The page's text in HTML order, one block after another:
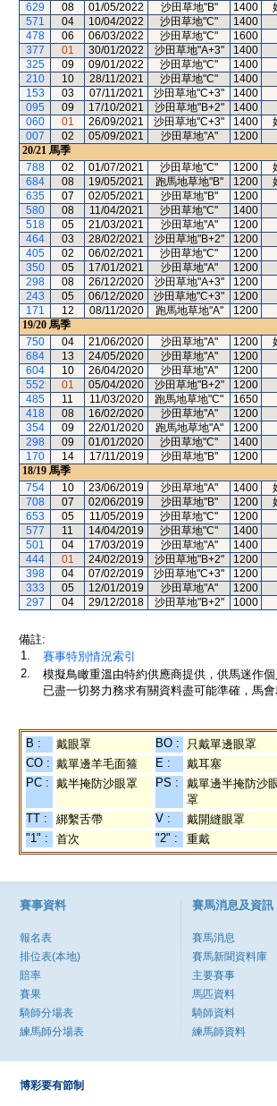
629
08 01/05/2022 沙田草地"B" 1400
571
04 10/04/2022 沙田草地"C" 1400
478
06 06/03/2022 沙田草地"C" 1600
377
01 30/01/2022 沙田草地"A+3" 1400
325
09 09/01/2022 沙田草地"C" 1400
210
10 28/11/2021 沙田草地"C" 1400
153
03 07/11/2021 沙田草地"C+3" 1400
095
09 17/10/2021 沙田草地"B+2" 1400
060
01 26/09/2021 沙田草地"C+3" 1400
007
02 05/09/2021 沙田草地"A" 1200
20/21 馬季
788
02 01/07/2021 沙田草地"C" 1200
684
08 19/05/2021 跑馬地草地"B" 1200
635
07 02/05/2021 沙田草地"B" 1200
580
08 11/04/2021 沙田草地"C" 1400
518
05 21/03/2021 沙田草地"A" 1200
464
03 28/02/2021 沙田草地"B+2" 1200
405
02 06/02/2021 沙田草地"C" 1200
350
05 17/01/2021 沙田草地"A" 1200
298
08 26/12/2020 沙田草地"A+3" 1200
243
05 06/12/2020 沙田草地"C+3" 1200
171
12 08/11/2020 跑馬地草地"A" 1200
19/20 馬季
750
04 21/06/2020 沙田草地"A" 1200
684
13 24/05/2020 沙田草地"A" 1200
604
10 26/04/2020 沙田草地"A" 1200
552
01 05/04/2020 沙田草地"B+2" 1200
485
11 11/03/2020 跑馬地草地"C" 1650
418
08 16/02/2020 沙田草地"A" 1200
354
09 22/01/2020 跑馬地草地"A" 1200
298
09 01/01/2020 沙田草地"C" 1400
170
14 17/11/2019 沙田草地"B" 1200
18/19 馬季
754
10 23/06/2019 沙田草地"A" 1400
708
07 02/06/2019 沙田草地"B" 1200
653
05 11/05/2019 沙田草地"C" 1200
577
11 14/04/2019 沙田草地"C" 1400
501
04 17/03/2019 沙田草地"A" 1400
444
01 24/02/2019 沙田草地"B+2" 1200
398
04 07/02/2019 沙田草地"C+3" 1200
333
05 12/01/2019 沙田草地"A" 1200
297
04 29/12/2018 沙田草地"B+2" 1000
備註:
1.
賽事特別情況索引
2.
模擬鳥瞰重溫由特約供應商提供，供馬迷作
已盡一切努力務求有關資料盡可能準確，馬
B : 戴眼罩 BO : 只戴單邊眼罩
CO : 戴單邊羊毛面箍 E : 戴耳塞
PC : 戴半掩防沙眼罩 PS :
戴單邊半掩防沙
罩
TT : 綁繫舌帶 V : 戴開縫眼罩
"1" :
首次 "2" : 重戴
賽事資料
報名表
排位表(本地)
賠率
賽果
騎師分場表
練馬師分場表
賽馬消息及資訊
賽馬消息
賽馬新聞資料庫
主要賽事
馬匹資料
騎師資料
練馬師資料
博彩要有節制